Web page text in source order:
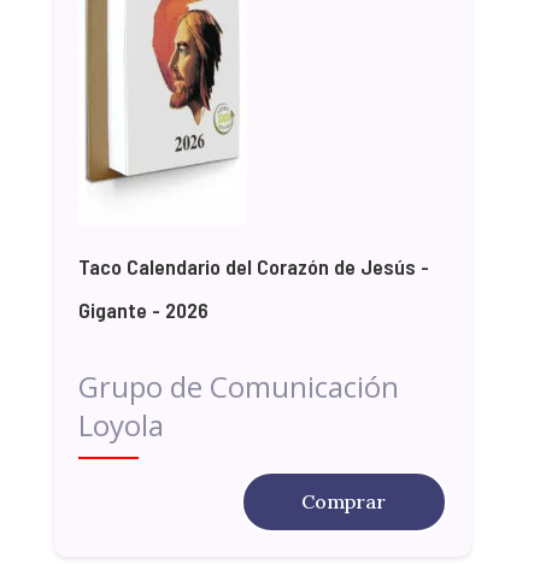
Taco Calendario del Corazón de Jesús -
Gigante - 2026
Grupo de Comunicación
Loyola
Comprar